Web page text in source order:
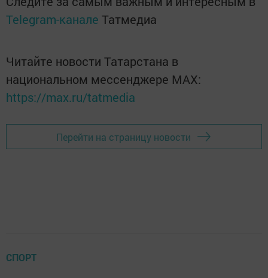
Telegram-канале Татмедиа
Читайте новости Татарстана в
национальном мессенджере MАХ:
https://max.ru/tatmedia
Перейти на страницу новости
СПОРТ